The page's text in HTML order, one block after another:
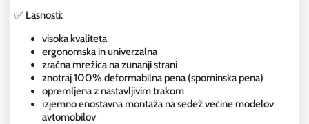
✅ Lasnosti:
visoka kvaliteta
ergonomska in univerzalna
zračna mrežica na zunanji strani
znotraj 100% deformabilna pena (spominska pena)
opremljena z nastavljivim trakom
izjemno enostavna montaža na sedež večine modelov
avtomobilov